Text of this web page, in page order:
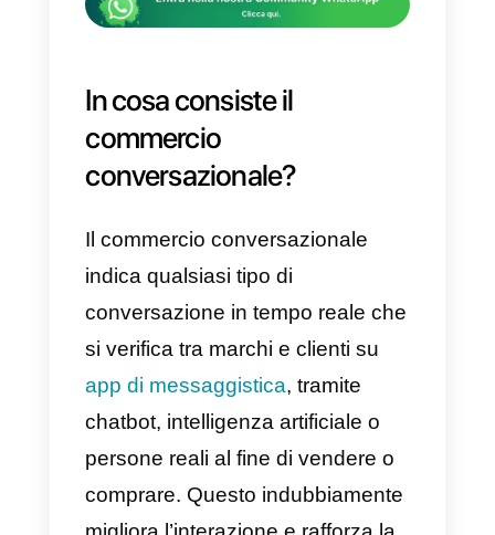
fossero appena entrati in un
In questo articolo spiegheremo
cos’è il commercio
conversazionale, come puoi
usarlo a beneficio del tuo
business online e come
applicarlo per aumentare le
vendite nella tua azienda.